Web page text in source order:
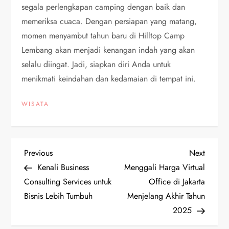
segala perlengkapan camping dengan baik dan
memeriksa cuaca. Dengan persiapan yang matang,
momen menyambut tahun baru di Hilltop Camp
Lembang akan menjadi kenangan indah yang akan
selalu diingat. Jadi, siapkan diri Anda untuk
menikmati keindahan dan kedamaian di tempat ini.
WISATA
P
o
s
Previous
Post
Previous
Kenali Business
Consulting Services untuk
Bisnis Lebih Tumbuh
Next
Post
Next
Menggali Harga Virtual
Office di Jakarta
Menjelang Akhir Tahun
2025